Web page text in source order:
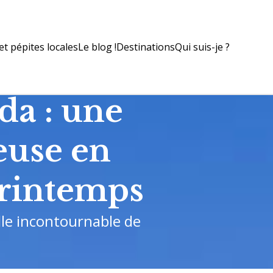
pépites localesLe blog !DestinationsQui suis-je ?
: une
en
incontournable de